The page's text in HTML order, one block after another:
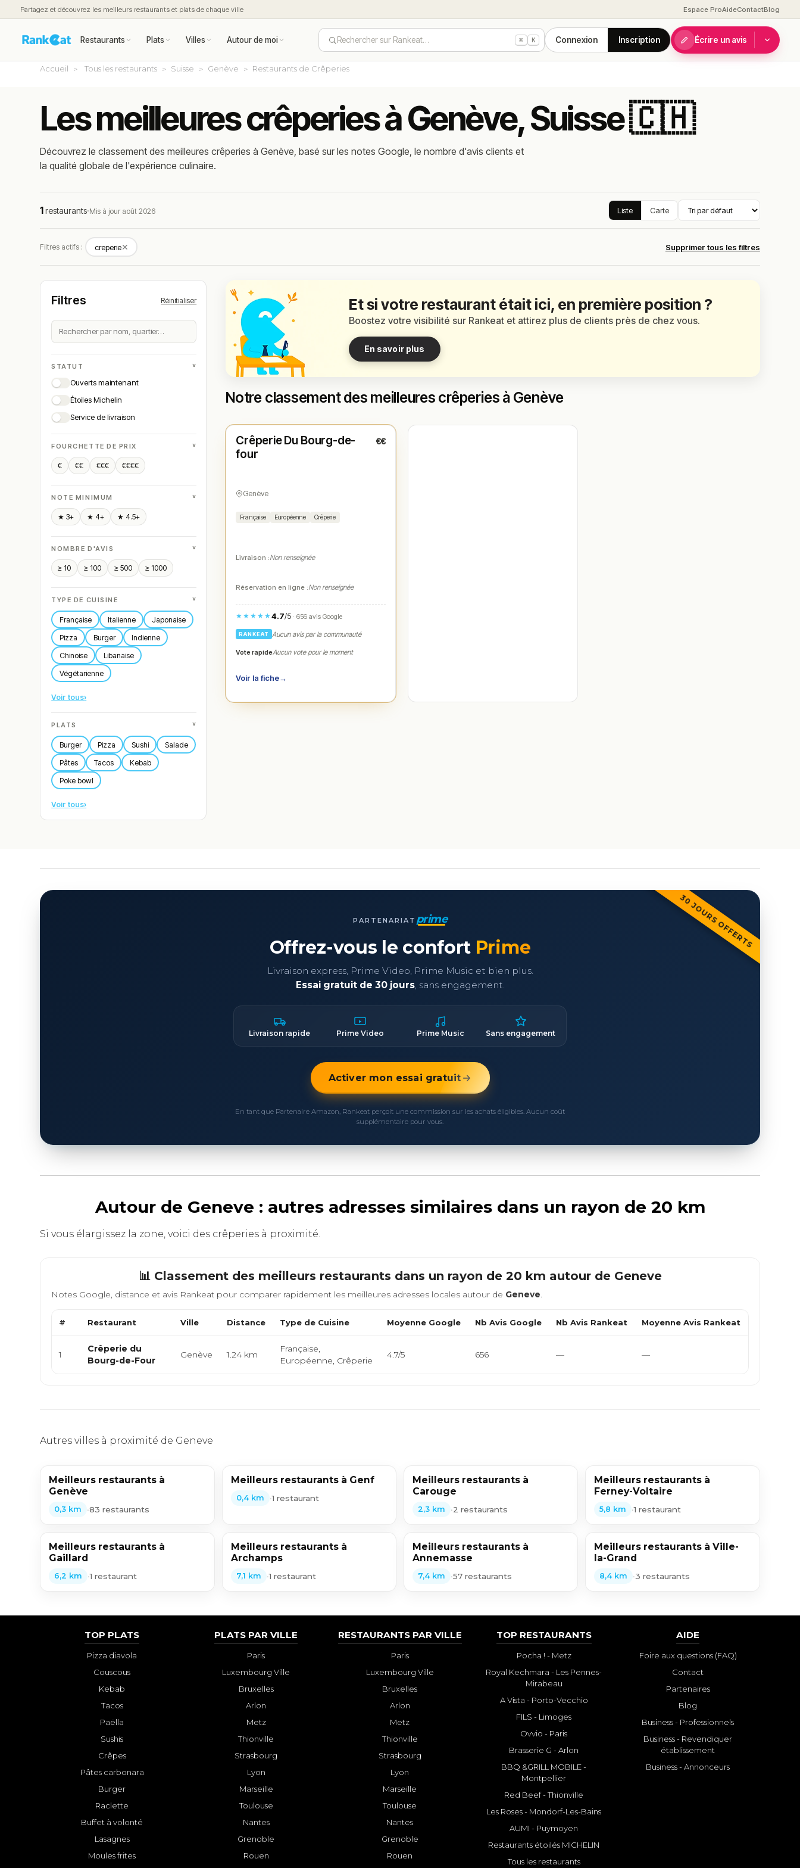
Partagez et découvrez les meilleurs restaurants et plats de chaque ville Espace ProAideContactBlog
Restaurants Plats Villes Autour de moi Rechercher sur Rankeat… ⌘ K Connexion Inscription Écrire un avis
Accueil Tous les restaurants Suisse Genève Restaurants de Crêperies
Les meilleures crêperies à Genève, Suisse 🇨🇭
Découvrez le classement des meilleures crêperies à Genève, basé sur les notes Google, le nombre d'avis clients et
la qualité globale de l'expérience culinaire.
1restaurants·Mis à jour août 2026 Liste Carte
Filtres actifs : creperie✕ Supprimer tous les filtres
Filtres Réinitialiser
STATUT ˅
Ouverts maintenant
Étoiles Michelin
Service de livraison
FOURCHETTE DE PRIX ˅
€ €€ €€€ €€€€
NOTE MINIMUM ˅
★ 3+ ★ 4+ ★ 4.5+
NOMBRE D'AVIS ˅
≥ 10 ≥ 100 ≥ 500 ≥ 1000
TYPE DE CUISINE ˅
Française Italienne
Japonaise
Pizza
Burger
Indienne
Chinoise
Libanaise
Végétarienne
Voir tous›
PLATS ˅
Burger Pizza Sushi
Salade
Pâtes
Tacos
Kebab
Poke bowl
Voir tous›
Et si votre restaurant était ici, en première position ?
Boostez votre visibilité sur Rankeat et attirez plus de clients près de chez vous.
En savoir plus
Notre classement des meilleures crêperies à Genève
★ N° 1
Crêperie Du Bourg-de-
four
€€
Genève
Française Européenne Crêperie
Livraison :Non renseignée
Réservation en ligne :Non renseignée
★★★★★4.7/5· 656 avis Google
RANKEAT Aucun avis par la communauté
Vote rapideAucun vote pour le moment
Voir la fiche→
30 JOURS OFFERTS
PARTENARIAT prime
Offrez-vous le confort Prime
Livraison express, Prime Video, Prime Music et bien plus.
Essai gratuit de 30 jours, sans engagement.
Livraison rapide Prime Video Prime Music Sans engagement
Activer mon essai gratuit
En tant que Partenaire Amazon, Rankeat perçoit une commission sur les achats éligibles. Aucun coût
supplémentaire pour vous.
Autour de Geneve : autres adresses similaires dans un rayon de 20 km
Si vous élargissez la zone, voici des crêperies à proximité.
📊 Classement des meilleurs restaurants dans un rayon de 20 km autour de Geneve
Notes Google, distance et avis Rankeat pour comparer rapidement les meilleures adresses locales autour de Geneve.
# Restaurant Ville Distance Type de Cuisine Moyenne Google Nb Avis Google Nb Avis Rankeat Moyenne Avis Rankeat
1
Crêperie du
Bourg-de-Four
Genève 1.24 km
Française,
Européenne, Crêperie
4.7/5 656 — —
Autres villes à proximité de Geneve
Meilleurs restaurants à
Genève
0,3 km •83 restaurants
Meilleurs restaurants à Genf
0,4 km •1 restaurant
Meilleurs restaurants à
Carouge
2,3 km •2 restaurants
Meilleurs restaurants à
Ferney-Voltaire
5,8 km •1 restaurant
Meilleurs restaurants à
Gaillard
6,2 km •1 restaurant
Meilleurs restaurants à
Archamps
7,1 km •1 restaurant
Meilleurs restaurants à
Annemasse
7,4 km •57 restaurants
Meilleurs restaurants à Ville-
la-Grand
8,4 km •3 restaurants
TOP PLATS
Pizza diavola
Couscous
Kebab
Tacos
Paëlla
Sushis
Crêpes
Pâtes carbonara
Burger
Raclette
Buffet à volonté
Lasagnes
Moules frites
PLATS PAR VILLE
Paris
Luxembourg Ville
Bruxelles
Arlon
Metz
Thionville
Strasbourg
Lyon
Marseille
Toulouse
Nantes
Grenoble
Rouen
RESTAURANTS PAR VILLE
Paris
Luxembourg Ville
Bruxelles
Arlon
Metz
Thionville
Strasbourg
Lyon
Marseille
Toulouse
Nantes
Grenoble
Rouen
TOP RESTAURANTS
Pocha ! - Metz
Royal Kechmara - Les Pennes-
Mirabeau
A Vista - Porto-Vecchio
FILS - Limoges
Ovvio - Paris
Brasserie G - Arlon
BBQ &GRILL MOBILE -
Montpellier
Red Beef - Thionville
Les Roses - Mondorf-Les-Bains
AUMI - Puymoyen
Restaurants étoilés MICHELIN
Tous les restaurants
AIDE
Foire aux questions (FAQ)
Contact
Partenaires
Blog
Business - Professionnels
Business - Revendiquer
établissement
Business - Annonceurs